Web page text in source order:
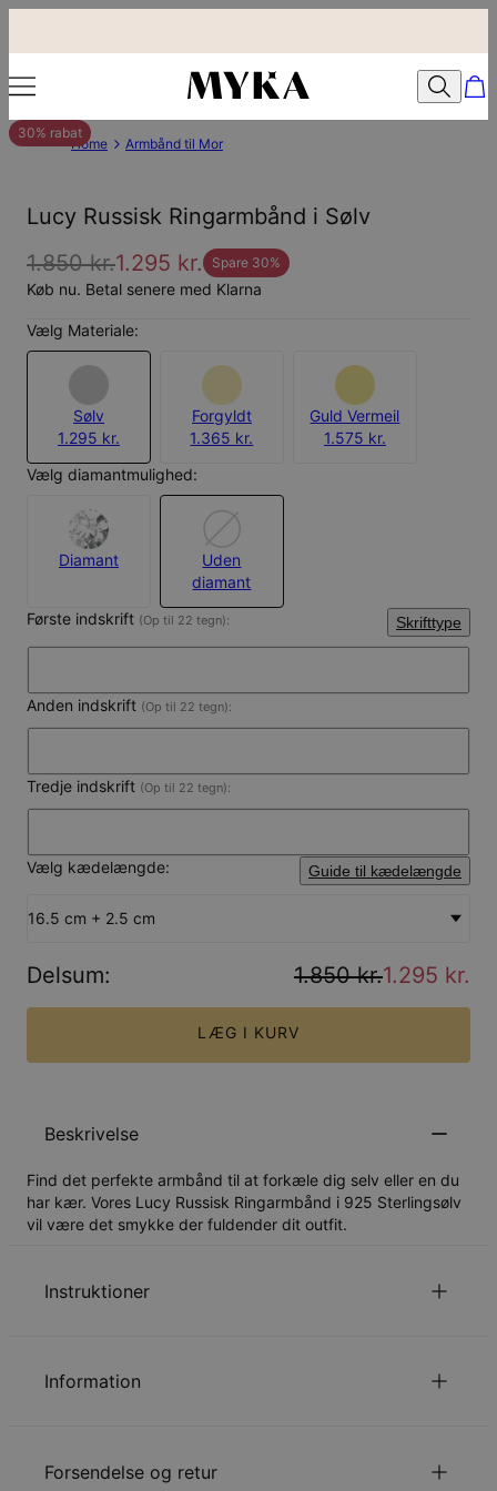
30% rabat
Home Armbånd til Mor
Lucy Russisk Ringarmbånd i Sølv
1.850 kr.1.295 kr. Spare 30%
Køb nu. Betal senere med Klarna
Vælg Materiale:
Sølv
1.295 kr.
Forgyldt
1.365 kr.
Guld Vermeil
1.575 kr.
Vælg diamantmulighed:
Diamant
Uden
diamant
Første indskrift (Op til 22 tegn): Skrifttype
Anden indskrift (Op til 22 tegn):
Tredje indskrift (Op til 22 tegn):
Vælg kædelængde: Guide til kædelængde
16.5 cm + 2.5 cm
Delsum: 1.850 kr.1.295 kr.
LÆG I KURV
Beskrivelse
Find det perfekte armbånd til at forkæle dig selv eller en du
har kær. Vores Lucy Russisk Ringarmbånd i 925 Sterlingsølv
vil være det smykke der fuldender dit outfit.
Instruktioner
Sørg for, at din tekst er indtastet korrekt, da den vil
Læs om vores Sikkerhedspolitik for Børn
Information
Kædetype
Rollokæde
Forsendelse og retur